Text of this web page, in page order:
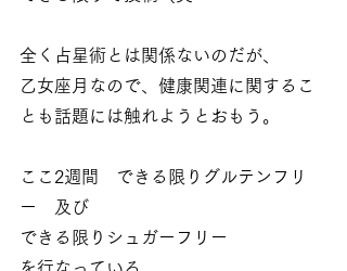
全く占星術とは関係ないのだが、
乙女座月なので、健康関連に関するこ
とも話題には触れようとおもう。
ここ2週間　できる限りグルテンフリ
ー　及び
できる限りシュガーフリー